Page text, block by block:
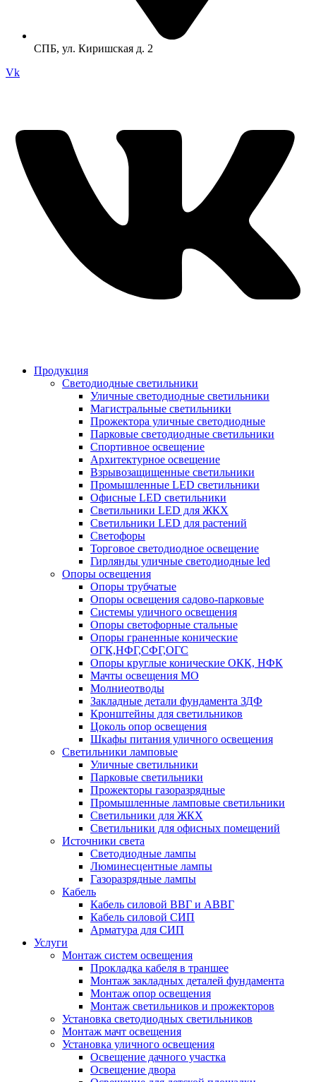
СПБ, ул. Киришская д. 2
Vk
Продукция
Светодиодные светильники
Уличные светодиодные светильники
Магистральные светильники
Прожектора уличные светодиодные
Парковые светодиодные светильники
Спортивное освещение
Архитектурное освещение
Взрывозащищенные светильники
Промышленные LED светильники
Офисные LED светильники
Cветильники LED для ЖКХ
Светильники LED для растений
Светофоры
Торговое светодиодное освещение
Гирлянды уличные светодиодные led
Опоры освещения
Опоры трубчатые
Опоры освещения садово-парковые
Системы уличного освещения
Опоры светофорные стальные
Опоры граненные конические
ОГК,НФГ,СФГ,ОГС
Опоры круглые конические ОКК, НФК
Мачты освещения МО
Молниеотводы
Закладные детали фундамента ЗДФ
Кронштейны для светильников
Цоколь опор освещения
Шкафы питания уличного освещения
Светильники ламповые
Уличные светильники
Парковые светильники
Прожекторы газоразрядные
Промышленные ламповые светильники
Светильники для ЖКХ
Светильники для офисных помещений
Источники света
Светодиодные лампы
Люминесцентные лампы
Газоразрядные лампы
Кабель
Кабель силовой ВВГ и АВВГ
Кабель силовой СИП
Арматура для СИП
Услуги
Монтаж систем освещения
Прокладка кабеля в траншее
Монтаж закладных деталей фундамента
Монтаж опор освещения
Монтаж светильников и прожекторов
Установка светодиодных светильников
Монтаж мачт освещения
Установка уличного освещения
Освещение дачного участка
Освещение двора